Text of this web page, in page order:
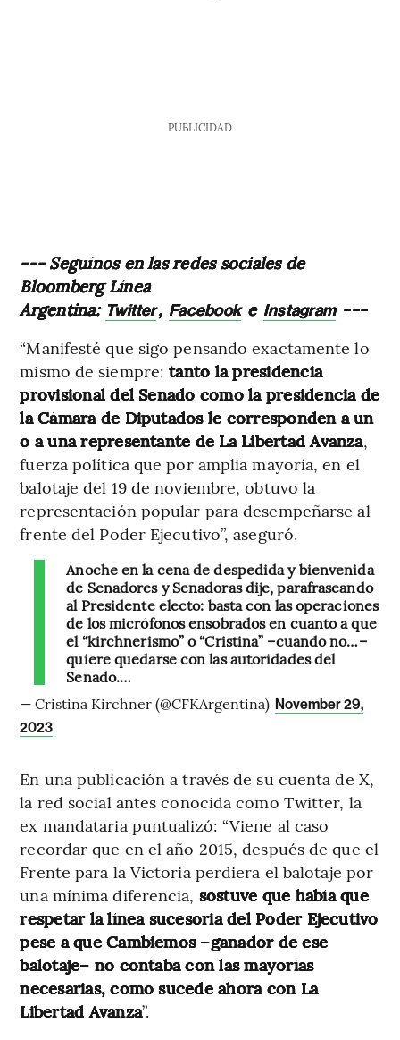
PUBLICIDAD
--- Seguínos en las redes sociales de
Bloomberg Línea
Argentina: Twitter, Facebook e Instagram ---
“Manifesté que sigo pensando exactamente lo
mismo de siempre:tanto la presidencia
provisional del Senado como la presidencia de
la Cámara de Diputados le corresponden a un
o a una representante de La Libertad Avanza,
fuerza política que por amplia mayoría, en el
balotaje del 19 de noviembre, obtuvo la
representación popular para desempeñarse al
frente del Poder Ejecutivo”, aseguró.
Anoche en la cena de despedida y bienvenida
de Senadores y Senadoras dije, parafraseando
al Presidente electo: basta con las operaciones
de los micrófonos ensobrados en cuanto a que
el “kirchnerismo” o “Cristina” –cuando no…–
quiere quedarse con las autoridades del
Senado.…
— Cristina Kirchner (@CFKArgentina) November 29,
2023
En una publicación a través de su cuenta de X,
la red social antes conocida como Twitter, la
ex mandataria puntualizó: “Viene al caso
recordar que en el año 2015, después de que el
Frente para la Victoria perdiera el balotaje por
una mínima diferencia, sostuve que había que
respetar la línea sucesoria del Poder Ejecutivo
pese a que Cambiemos –ganador de ese
balotaje– no contaba con las mayorías
necesarias, como sucede ahora con La
Libertad Avanza”.